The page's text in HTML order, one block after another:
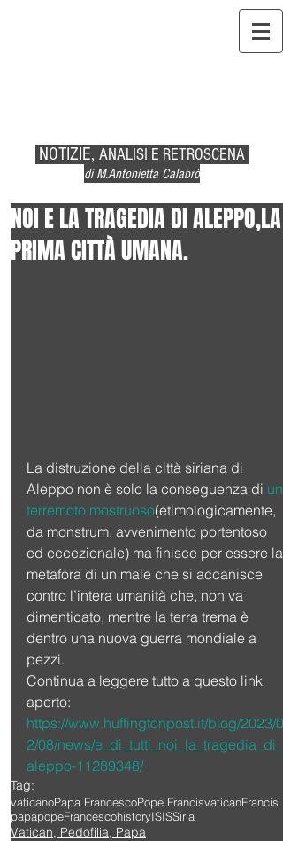
NOTIZIE, ANALISI E RETROSCENA
di M.Antonietta Calabrò
NOI E LA TRAGEDIA DI ALEPPO,LA
PRIMA CITTÀ UMANA.
La distruzione della città siriana di
Aleppo non è solo la conseguenza di un
terremoto mostruoso(etimologicamente,
da monstrum, avvenimento portentoso
ed eccezionale) ma finisce per essere la
metafora di un male che si accanisce
contro l’intera umanità che, non va
dimenticato, mentre la terra trema è
dentro una nuova guerra mondiale a
pezzi.
Continua a leggere tutto a questo link
aperto:
https://www.huffingtonpost.it/blog/2023/0
2/08/news/e_di_tutti_noi_la_tragedia_di_
aleppo-11289348/
Tag:
vaticanoPapa FrancescoPope FrancisvaticanFrancis
papapopeFrancescohistoryISISSiria
Vatican, Pedofilia, Papa